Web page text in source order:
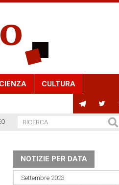
CULTURA
NOTIZIE PER DATA
Settembre 2023